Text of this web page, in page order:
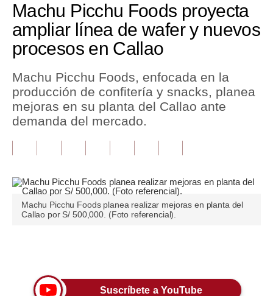
Economía
Mercados
Política
Tu Dinero
Finanzas Personales
Plus G
Opinión
Blogs
Machu Picchu Foods proyecta
ampliar línea de wafer y nuevos
procesos en Callao
Machu Picchu Foods, enfocada en la
producción de confitería y snacks, planea
mejoras en su planta del Callao ante
demanda del mercado.
Machu Picchu Foods planea realizar mejoras en planta del
Callao por S/ 500,000. (Foto referencial).
Suscríbete a YouTube